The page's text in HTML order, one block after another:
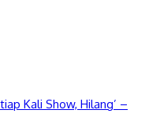
Kali Show, Hilang’ –